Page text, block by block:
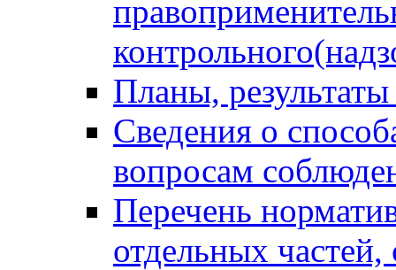
Планы,
Сведения о
вопросам
Перечень
отдельных